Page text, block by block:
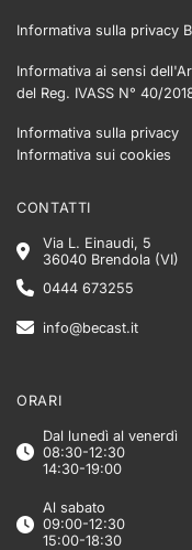
Informativa sulla privacy
Informativa ai sensi
del Reg. IVASS N° 40/
Informativa sulla privacy
Informativa sui cookies
CONTATTI
Via L. Einaudi, 5
36040 Brendola (VI)
0444 673255
info@becast.it
ORARI
Dal lunedì al venerdì
08:30-12:30
14:30-19:00
Al sabato
09:00-12:30
15:00-18:30